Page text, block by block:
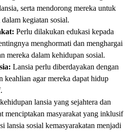
serta mendorong mereka untuk
kegiatan sosial.
Perlu dilakukan edukasi kepada
menghormati dan menghargai
mereka dalam kehidupan sosial.
Lansia perlu diberdayakan dengan
keahlian agar mereka dapat hidup
lansia yang sejahtera dan
menciptakan masyarakat yang inklusif
lansia sosial kemasyarakatan menjadi